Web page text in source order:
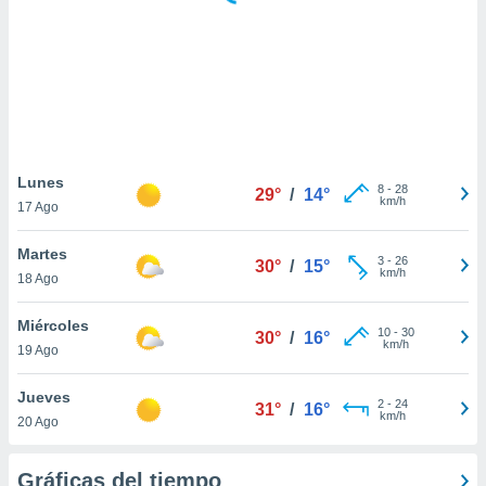
similares
como
sitio
de
traten tus
en
interés
su
Lunes
17 Ago
29° / 14° 8- 28
km/h
Martes
18 Ago
30° / 15° 3- 26
km/h
Miércoles
19 Ago
30° / 16° 10- 30
km/h
Jueves
20 Ago
31° / 16° 2- 24
km/h
Gráficas del tiempo